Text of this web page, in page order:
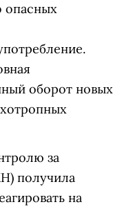
опасных
оборот новых
за
получила
на